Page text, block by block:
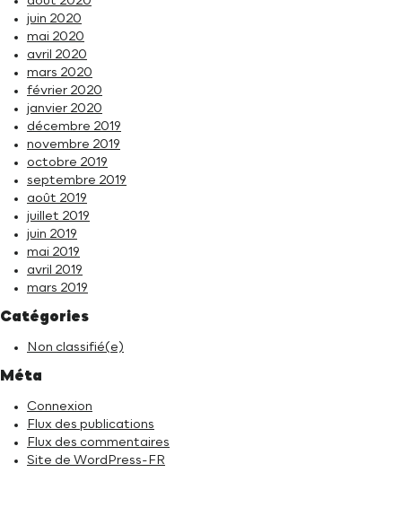
juin 2020
mai 2020
avril 2020
mars 2020
février 2020
janvier 2020
décembre 2019
novembre 2019
octobre 2019
septembre 2019
août 2019
juillet 2019
juin 2019
mai 2019
avril 2019
mars 2019
Catégories
Non classifié(e)
Méta
Connexion
Flux des publications
Flux des commentaires
Site de WordPress-FR